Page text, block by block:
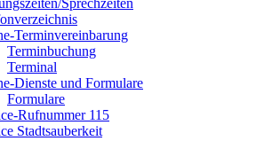
Sprechzeiten
Terminvereinbarung
Terminbuchung
Terminal
Dienste und Formulare
Formulare
Rufnummer 115
Stadtsauberkeit